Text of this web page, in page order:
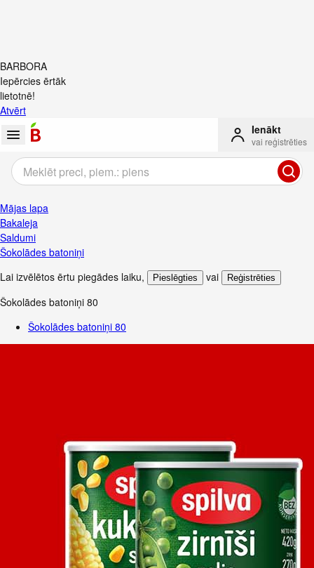
BARBORA
Iepērcies ērtāk
lietotnē!
Atvērt
Ienākt
vai reģistrēties
Mājas lapa
Bakaleja
Saldumi
Šokolādes batoniņi
Lai izvēlētos ērtu piegādes laiku, Pieslēgties vai Reģistrēties
Šokolādes batoniņi 80
Šokolādes batoniņi 80